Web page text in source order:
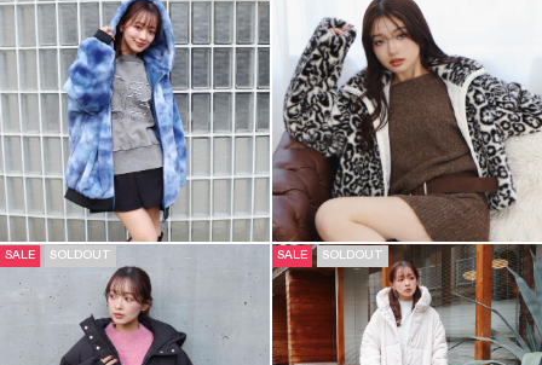
SALE SOLDOUT SALE SOLDOUT